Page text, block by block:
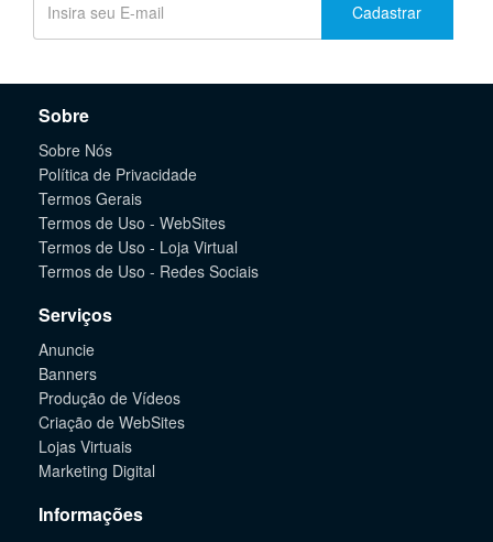
Cadastrar
Sobre
Sobre Nós
Política de Privacidade
Termos Gerais
Termos de Uso - WebSites
Termos de Uso - Loja Virtual
Termos de Uso - Redes Sociais
Serviços
Anuncie
Banners
Produção de Vídeos
Criação de WebSites
Lojas Virtuais
Marketing Digital
Informações